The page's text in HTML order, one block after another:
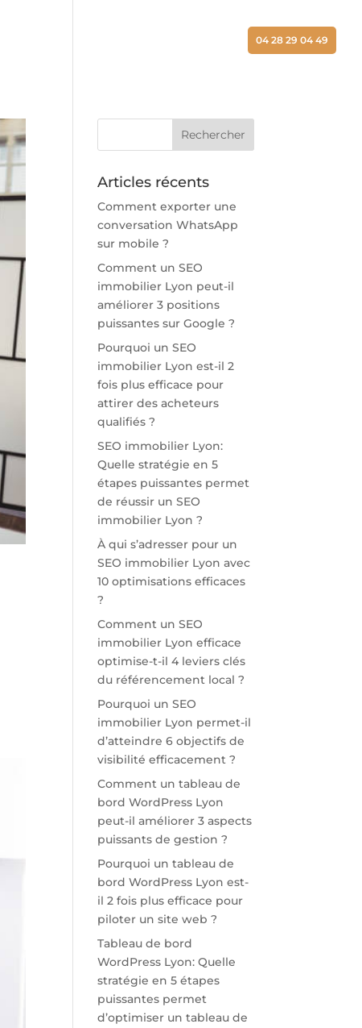
04 28 29 04 49
Articles récents
Comment exporter une
conversation WhatsApp
sur mobile ?
Comment un SEO
immobilier Lyon peut-il
améliorer 3 positions
puissantes sur Google ?
Pourquoi un SEO
immobilier Lyon est-il 2
fois plus efficace pour
attirer des acheteurs
qualifiés ?
SEO immobilier Lyon:
Quelle stratégie en 5
étapes puissantes permet
de réussir un SEO
immobilier Lyon ?
À qui s’adresser pour un
SEO immobilier Lyon avec
10 optimisations efficaces
?
Comment un SEO
immobilier Lyon efficace
optimise-t-il 4 leviers clés
du référencement local ?
Pourquoi un SEO
immobilier Lyon permet-il
d’atteindre 6 objectifs de
visibilité efficacement ?
Comment un tableau de
bord WordPress Lyon
peut-il améliorer 3 aspects
puissants de gestion ?
Pourquoi un tableau de
bord WordPress Lyon est-
il 2 fois plus efficace pour
piloter un site web ?
Tableau de bord
WordPress Lyon: Quelle
stratégie en 5 étapes
puissantes permet
d’optimiser un tableau de